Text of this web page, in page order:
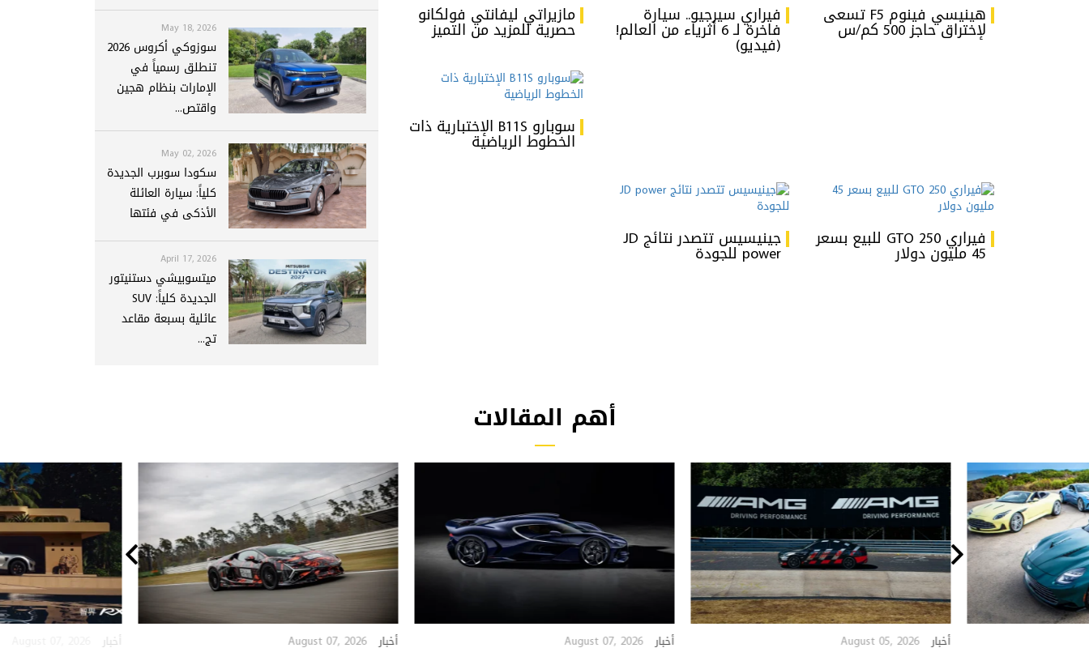
هينيسي فينوم F5 تسعى
لإختراق حاجز 500 كم/س
فيراري سيرجيو.. سيارة
فاخرة لـ 6 أثرياء من العالم!
(فيديو)
مازيراتي ليفانتي فولكانو
حصرية للمزيد من التميز
سوبارو B11S الإختبارية ذات
الخطوط الرياضية
فيراري 250 GTO للبيع بسعر
45 مليون دولار
جينيسيس تتصدر نتائج JD
power للجودة
May 18, 2026
سوزوكي أكروس 2026
تنطلق رسمياً في
الإمارات بنظام هجين
واقتص...
May 02, 2026
سكودا سوبرب الجديدة
كلياً: سيارة العائلة
الأذكى في فئتها
April 17, 2026
ميتسوبيشي دستنيتور
الجديدة كلياً: SUV
عائلية بسبعة مقاعد
تج...
أهم المقالات
أخبار August 05, 2026 أخبار August 07, 2026 أخبار August 07, 2026 أخبار